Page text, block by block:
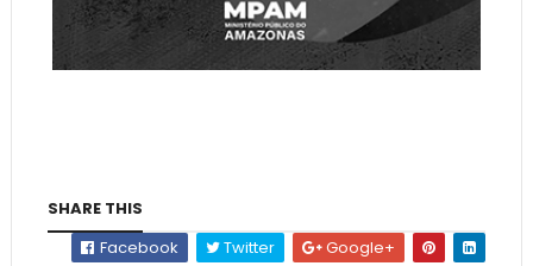
SHARE THIS
Facebook
Twitter Google+